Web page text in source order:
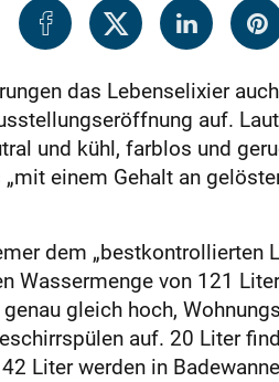
das Lebenselixier
auf.
und kühl, farblos und
einem Gehalt an
dem „bestkontrollierten
Wassermenge von 121
gleich hoch,
auf. 20 Liter
Liter werden in